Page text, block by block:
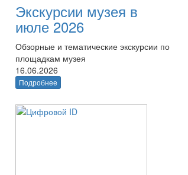
Экскурсии музея в
июле 2026
Обзорные и тематические экскурсии по
площадкам музея
16.06.2026
Подробнее